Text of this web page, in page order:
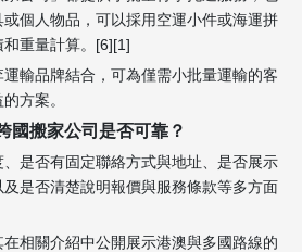
個人物品，可以採用空運小件或海運拼
重量計算。[6][1]
輸品牌結合，可為僅需小批量運輸的客
方案。
國搬家公司是否可靠？
是否有固定聯絡方式與地址、是否展示
是否清楚說明報價與服務條款等多方面
相關介紹中公開展示港澳與多國路線的